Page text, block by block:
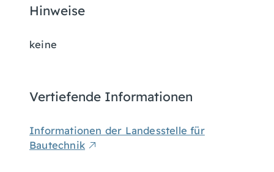
Hinweise
keine
Vertiefende Informationen
Informationen der Landesstelle für
Bautechnik